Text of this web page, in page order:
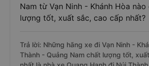
Nam từ Vạn Ninh - Khánh Hòa
lượng tốt, xuất sắc, cao cấp nhất?
Trả lời: Những hãng xe đi Vạn Ninh -
Thành - Quảng Nam chất lượng tốt,